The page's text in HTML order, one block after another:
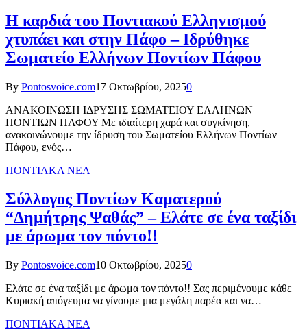
Η καρδιά του Ποντιακού Ελληνισμού
χτυπάει και στην Πάφο – Ιδρύθηκε
Σωματείο Ελλήνων Ποντίων Πάφου
By Pontosvoice.com17 Οκτωβρίου, 20250
ΑΝΑΚΟΙΝΩΣΗ ΙΔΡΥΣΗΣ ΣΩΜΑΤΕΙΟΥ ΕΛΛΗΝΩΝ
ΠΟΝΤΙΩΝ ΠΑΦΟΥ Με ιδιαίτερη χαρά και συγκίνηση,
ανακοινώνουμε την ίδρυση του Σωματείου Ελλήνων Ποντίων
Πάφου, ενός…
ΠΟΝΤΙΑΚΑ ΝΕΑ
Σύλλογος Ποντίων Καματερού
“Δημήτρης Ψαθάς” – Ελάτε σε ένα ταξίδι
με άρωμα τον πόντο!!
By Pontosvoice.com10 Οκτωβρίου, 20250
Ελάτε σε ένα ταξίδι με άρωμα τον πόντο!! Σας περιμένουμε κάθε
Κυριακή απόγευμα να γίνουμε μια μεγάλη παρέα και να…
ΠΟΝΤΙΑΚΑ ΝΕΑ